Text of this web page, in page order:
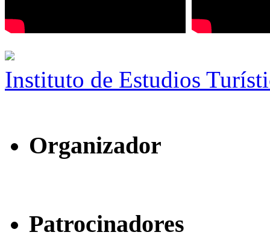
Instituto de Estudios
Organizador
Patrocinadores